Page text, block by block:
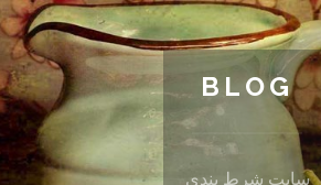
BLOG
سایت شرط بندی